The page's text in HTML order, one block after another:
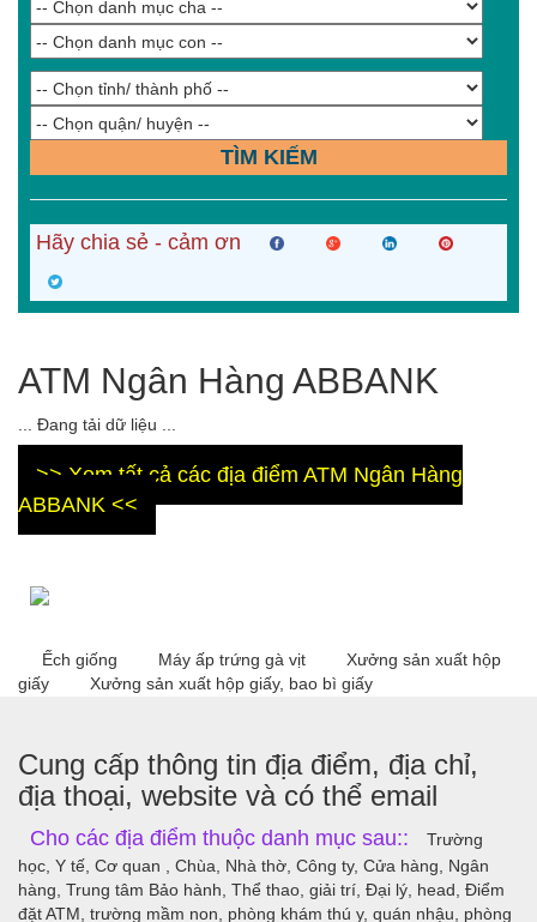
TÌM KIẾM
Hãy chia sẻ - cảm ơn
ATM Ngân Hàng ABBANK
... Đang tải dữ liệu ...
>> Xem tất cả các địa điểm ATM Ngân Hàng
ABBANK <<
Ếch giống Máy ấp trứng gà vịt
Xưởng sản xuất hộp
giấy
Xưởng sản xuất hộp giấy, bao bì giấy
Cung cấp thông tin địa điểm, địa chỉ,
địa thoại, website và có thể email
Cho các địa điểm thuộc danh mục sau::
Trường
học, Y tế, Cơ quan , Chùa, Nhà thờ, Công ty, Cửa hàng, Ngân
hàng, Trung tâm Bảo hành, Thể thao, giải trí, Đại lý, head, Điểm
đặt ATM, trường mầm non, phòng khám thú y, quán nhậu, phòng